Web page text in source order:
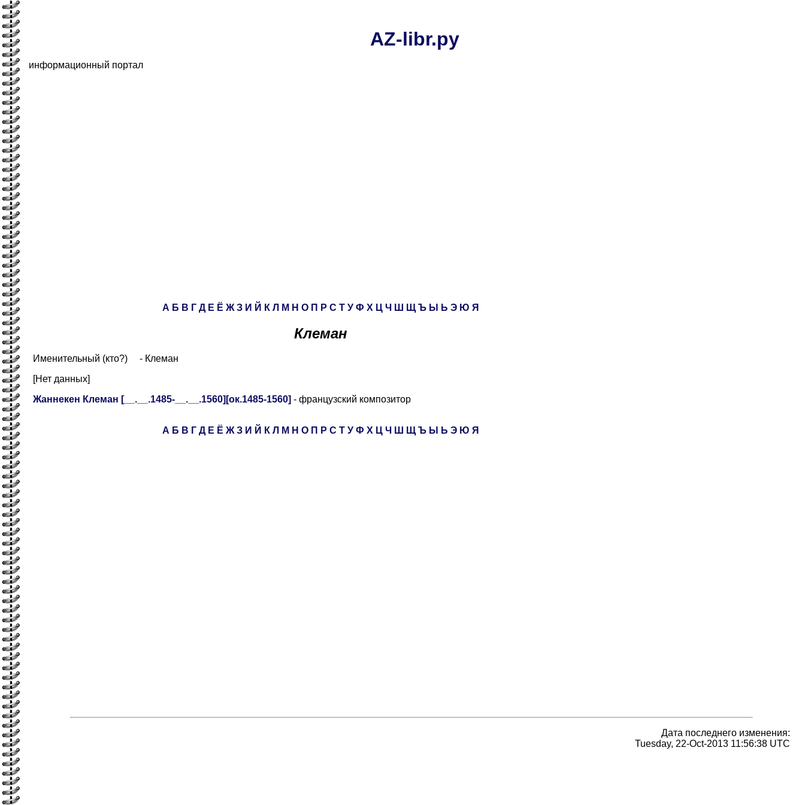
AZ-libr.ру
информационный портал
А Б В Г Д Е Ё Ж З И Й К Л М Н О П Р С Т У Ф Х Ц Ч Ш Щ Ъ Ы Ь Э Ю Я
Клеман
Именительный (кто?) - Клеман
[Нет данных]
Жаннекен Клеман [__.__.1485-__.__.1560][ок.1485-1560] - французский композитор
А Б В Г Д Е Ё Ж З И Й К Л М Н О П Р С Т У Ф Х Ц Ч Ш Щ Ъ Ы Ь Э Ю Я
Дата последнего изменения:
Tuesday, 22-Oct-2013 11:56:38 UTC